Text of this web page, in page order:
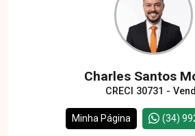
Charles Santos
CRECI 30731 -
Minha Página (34)